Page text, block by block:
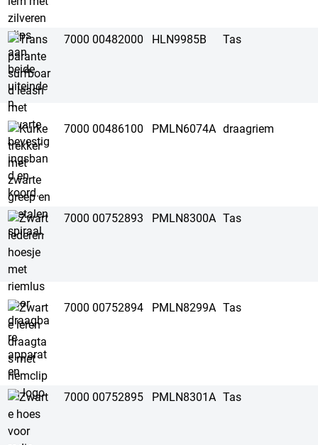
7000 00482000 HLN9985B Tas
7000 00486100 PMLN6074A draagriem
7000 00752893 PMLN8300A Tas
7000 00752894 PMLN8299A Tas
7000 00752895 PMLN8301A Tas